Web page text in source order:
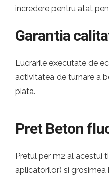
incredere pentru atat
Garantia
Lucrarile executate de
activitatea de turnare a
piata.
Pret Beton
Pretul per m2 al acestui
aplicatorilor) si grosimea